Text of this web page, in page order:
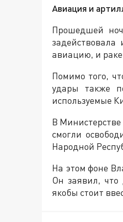
Авиация и
Прошедшей
авиацию, и
Помимо того,
удары также
используемые
В
смогли
Народной
На этом фоне
Он заявил,
якобы стоит